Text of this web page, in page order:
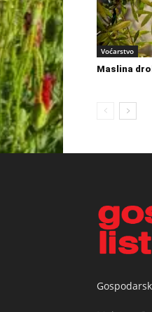
Voćarstvo
Maslina